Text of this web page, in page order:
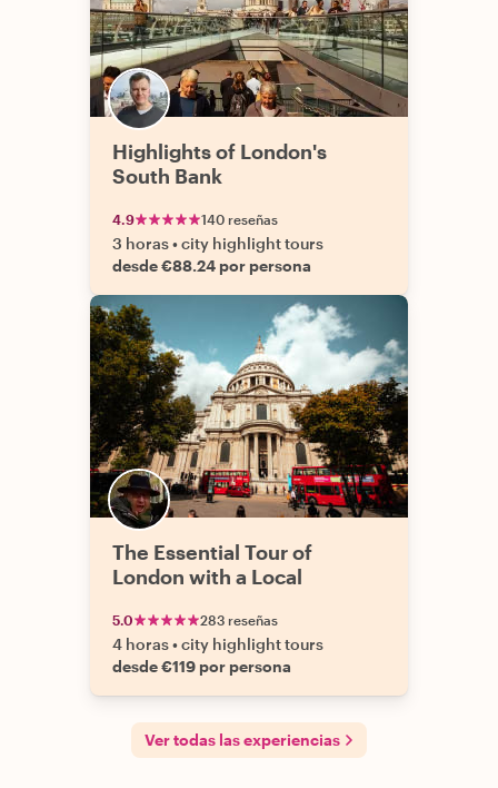
Highlights of London's
South Bank
4.9 140 reseñas
3 horas•city highlight tours
desde €88.24 por persona
The Essential Tour of
London with a Local
5.0 283 reseñas
4 horas•city highlight tours
desde €119 por persona
Ver todas las experiencias